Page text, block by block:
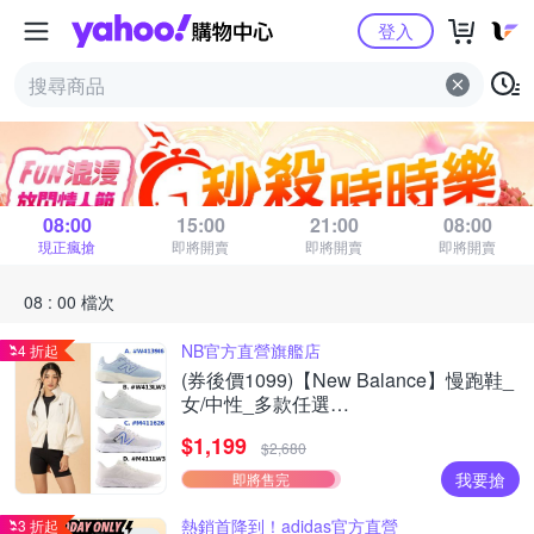
Yahoo購物中心
登入
秒殺時時樂
距 08 : 00 場結束
08:00
現正瘋搶
15:00
即將開賣
21:00
即將開賣
08:00
即將開賣
08 : 00 檔次
4 折起 NB官方直營旗艦店
(券後價1099)【New Balance】慢跑鞋_
女/中性_多款任選
(網路獨家款)
$1,199
$2,680
即將售完
我要搶
3 折起 熱銷首降到！adidas官方直營